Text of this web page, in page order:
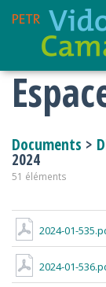
Documents >
2024
51 éléments
2024-01-
2024-01-